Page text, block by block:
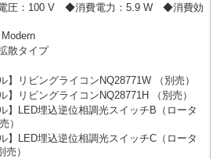
圧：100 V ◆消費電力：5.9 W ◆消費効
散タイプ
】リビングライコンNQ28771W （別売）
】リビングライコンNQ28771H （別売）
】LED埋込逆位相調光スイッチB（ロータ
）
】LED埋込逆位相調光スイッチC（ロータ
）